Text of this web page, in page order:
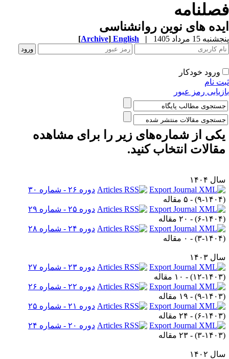
های نوین روانشناسی
15 مرداد 1405 |
English
[Archive]
ورود خودکار
نام
رمز عبور
از شماره‌های زیر را برای مشاهده
انتخاب کنید.
۱۴۰۴
دوره ۲۶ - شماره ۳۰
۹-۱۴۰۴) - ۵ مقاله
دوره ۲۵ - شماره ۲۹
۶-۱۴۰۴) - ۲۰ مقاله
دوره ۲۴ - شماره ۲۸
۳-۱۴۰۴) - ۰ مقاله
۱۴۰۳
دوره ۲۳ - شماره ۲۷
۱۲-۱۴۰۳) - ۱۰ مقاله
دوره ۲۲ - شماره ۲۶
۹-۱۴۰۳) - ۱۹ مقاله
دوره ۲۱ - شماره ۲۵
۶-۱۴۰۳) - ۲۴ مقاله
دوره ۲۰ - شماره ۲۴
۳-۱۴۰۳) - ۲۳ مقاله
۱۴۰۲